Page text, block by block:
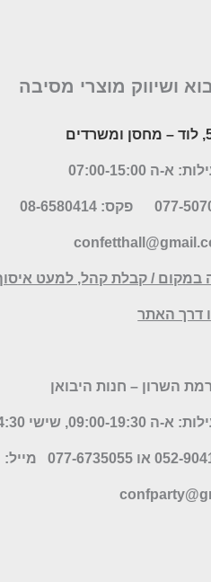
ושיווק מוצרי מסיבה
– מחסן ומשרדים
ה 07:00-15:00
פקס: 08-6580414
במקום / קבלת קהל, למעט
דרך האתר
שישי 08:00-14:30
מייל:
confparty